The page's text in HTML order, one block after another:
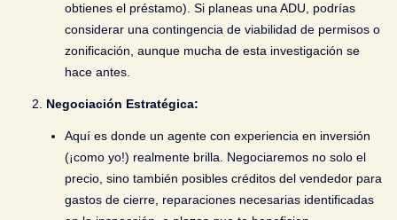
obtienes el préstamo). Si planeas una ADU, podrías
considerar una contingencia de viabilidad de permisos o
zonificación, aunque mucha de esta investigación se
hace antes.
Negociación Estratégica:
Aquí es donde un agente con experiencia en inversión
(¡como yo!) realmente brilla. Negociaremos no solo el
precio, sino también posibles créditos del vendedor para
gastos de cierre, reparaciones necesarias identificadas